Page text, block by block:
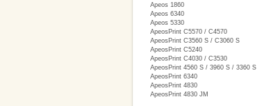
Apeos 1860
Apeos 6340
Apeos 5330
ApeosPrint C5570 / C4570
ApeosPrint C3560 S / C3060 S
ApeosPrint C5240
ApeosPrint C4030 / C3530
ApeosPrint 4560 S / 3960 S / 3360 S
ApeosPrint 6340
ApeosPrint 4830
ApeosPrint 4830 JM